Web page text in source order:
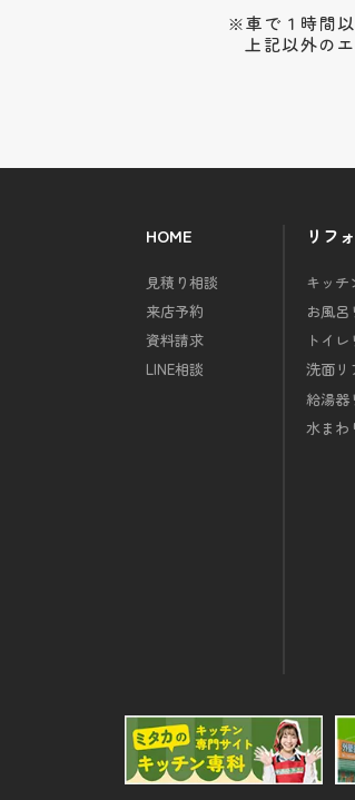
車で１時間
上記以外の
HOME
見積り相談
来店予約
資料請求
LINE相談
リフ
キッチ
お風呂
トイ
洗面リ
給湯器
水まわ